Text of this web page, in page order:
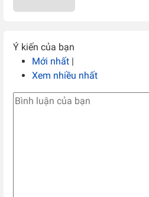
Ý kiến của bạn
Mới nhất |
Xem nhiều nhất